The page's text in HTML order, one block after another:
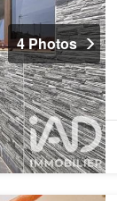
4 Photos